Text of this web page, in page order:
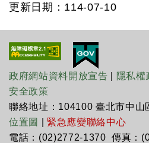
更新日期：114-07-10
政府網站資料開放宣告 隱私權
安全政策
聯絡地址：104100 臺北市中山
位置圖
緊急應變聯絡中心
電話：(02)2772-1370 傳真：